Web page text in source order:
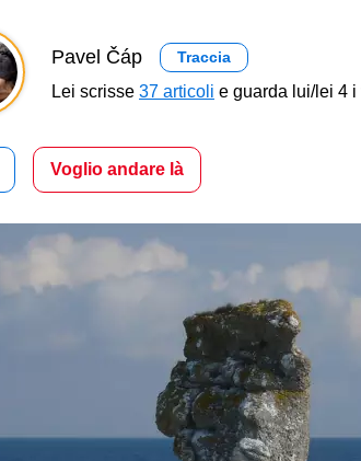
Pavel Čáp Traccia
Lei scrisse 37 articoli e guarda lui/lei 4 i
Voglio andare là